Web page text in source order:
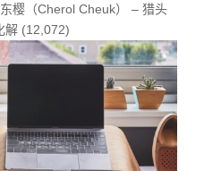
樱（Cherol Cheuk） – 猎头
解 (12,072)